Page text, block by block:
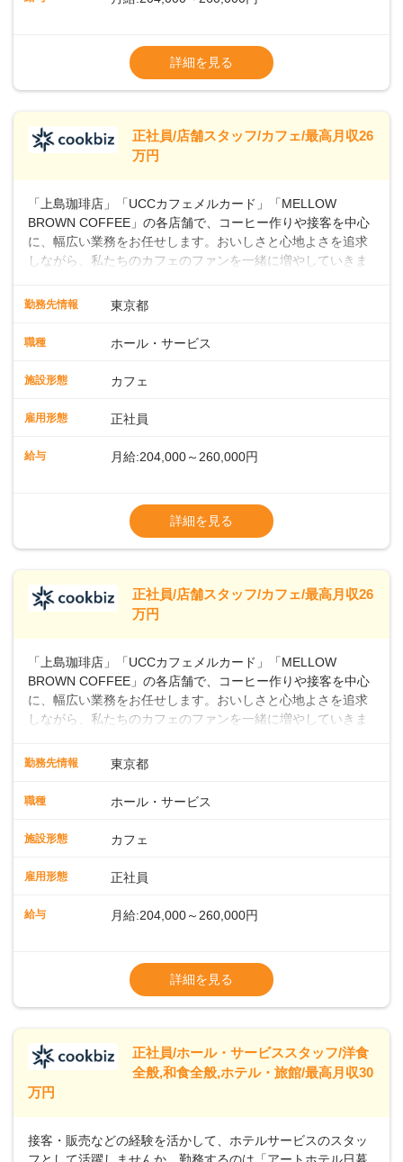
よ♪あなたも、無理なくステップアップできる環境で、少しず
つ成長していきませんか？
ます・東日本エリア：月給21万4000～27万
※経験・スキルを考慮の上、決定します。
※別途、残業代および各種手当あり
※試用期間なし
■店長職： ・西日本／月給26万7500円
万円＋賞与(年3回)・店長職：年収410万円／
詳細を見る
正社員/店舗スタッフ/カフェ/最高月収26
万円
「上島珈琲店」「UCCカフェメルカード」「MELLOW
BROWN COFFEE」の各店舗で、コーヒー作りや接客を中心
に、幅広い業務をお任せします。おいしさと心地よさを追求
しながら、私たちのカフェのファンを一緒に増やしていきま
クの作成お客様のご案内、レジ対応軽食メニューの調理店内
ート体制充実コーヒーの知識から接客マナーまで、先輩スタ
年齢層が活躍しており、チームワークも抜群です。基本マニ
業務に馴染める環境です。「カフェの接客は初めて」という
ッフとして経験を積んだ後、店長を目指してみませんか。売
よ♪あなたも、無理なくステップアップできる環境で、少しず
つ成長していきませんか？
勤務先情報 東京都
職種 ホール・サービス
施設形態 カフェ
雇用形態 正社員
給与 月給:204,000～260,000円
ます・東日本エリア：月給21万4000～27万
※経験・スキルを考慮の上、決定します。
※別途、残業代および各種手当あり
※試用期間なし
■店長職： ・西日本／月給26万7500円
万円＋賞与(年3回)・店長職：年収410万円／
詳細を見る
正社員/店舗スタッフ/カフェ/最高月収26
万円
「上島珈琲店」「UCCカフェメルカード」「MELLOW
BROWN COFFEE」の各店舗で、コーヒー作りや接客を中心
に、幅広い業務をお任せします。おいしさと心地よさを追求
しながら、私たちのカフェのファンを一緒に増やしていきま
クの作成お客様のご案内、レジ対応軽食メニューの調理店内
ート体制充実コーヒーの知識から接客マナーまで、先輩スタ
年齢層が活躍しており、チームワークも抜群です。基本マニ
業務に馴染める環境です。「カフェの接客は初めて」という
ッフとして経験を積んだ後、店長を目指してみませんか。売
よ♪あなたも、無理なくステップアップできる環境で、少しず
つ成長していきませんか？
勤務先情報 東京都
職種 ホール・サービス
施設形態 カフェ
雇用形態 正社員
給与 月給:204,000～260,000円
ます・東日本エリア：月給21万4000～27万
※経験・スキルを考慮の上、決定します。
※別途、残業代および各種手当あり
※試用期間なし
■店長職： ・西日本／月給26万7500円
詳細を見る
正社員/ホール・サービススタッフ/洋食
全般,和食全般,ホテル・旅館/最高月収30
万円
接客・販売などの経験を活かして、ホテルサービスのスタッ